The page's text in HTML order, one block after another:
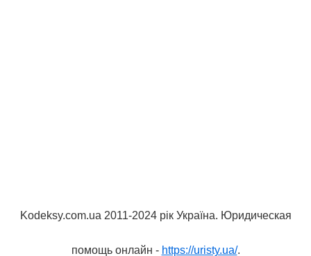
Kodeksy.com.ua 2011-2024 рік Україна. Юридическая
помощь онлайн - https://uristy.ua/.